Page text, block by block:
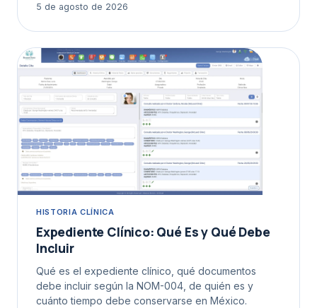
5 de agosto de 2026
HISTORIA CLÍNICA
Expediente Clínico: Qué Es y Qué Debe
Incluir
Qué es el expediente clínico, qué documentos
debe incluir según la NOM-004, de quién es y
cuánto tiempo debe conservarse en México.